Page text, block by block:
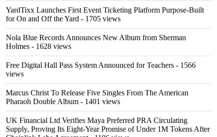
YardTixx Launches First Event Ticketing Platform Purpose-Built
for On and Off the Yard - 1705 views
Nola Blue Records Announces New Album from Sherman
Holmes - 1628 views
Free Digital Hall Pass System Announced for Teachers - 1566
views
Marcus Christ To Release Five Singles From The American
Pharaoh Double Album - 1401 views
UK Financial Ltd Verifies Maya Preferred PRA Circulating
Supply, Proving Its Eight-Year Promise of Under 1M Tokens After